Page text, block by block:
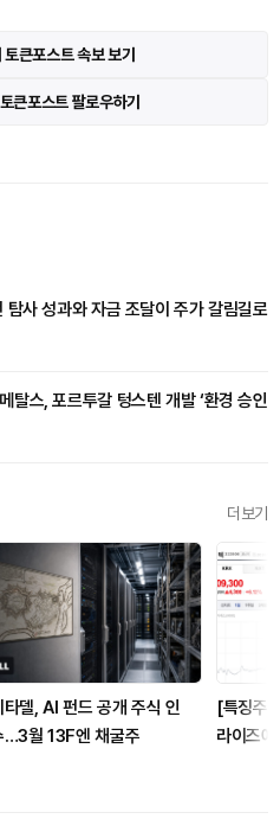
큰포스트 속보 보기
큰포스트 팔로우하기
탐사 성과와 자금 조달이 주가 갈림길로
탈스, 포르투갈 텅스텐 개발 ‘환경 승인
더보기
타델, AI 펀드 공개 주식 인
…3월 13F엔 채굴주
[특징주]
라이즈